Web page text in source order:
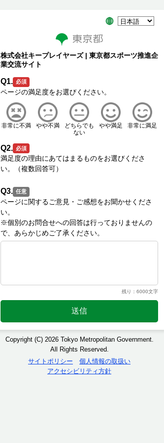
株式会社キープレイヤーズ | 東京都スポーツ推進企
業交流サイト
Q1. 必須
非常に不満 やや不満
どちらでも
ない
やや満足 非常に満足
Q2. 必須
満足度の理由にあてはまるものをお選びくださ
Q3. 任意
ページに関するご意見・ご感想をお聞かせくださ
い。
※個別のお問合せへの回答は行っておりませんの
残り：6000文字
送信
Copyright (C) 2026 Tokyo Metropolitan Government.
All Rights Reserved.
サイトポリシー
個人情報の取扱い
アクセシビリティ方針